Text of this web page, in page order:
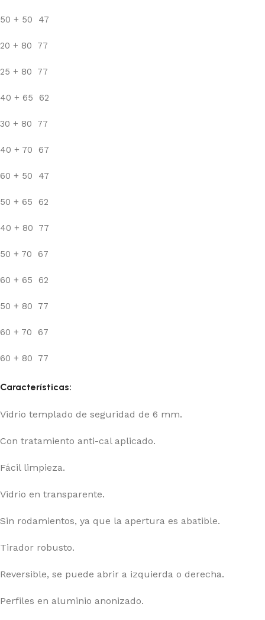
50 + 50 47
20 + 80 77
25 + 80 77
40 + 65 62
30 + 80 77
40 + 70 67
60 + 50 47
50 + 65 62
40 + 80 77
50 + 70 67
60 + 65 62
50 + 80 77
60 + 70 67
60 + 80 77
Características:
Vidrio templado de seguridad de 6 mm.
Con tratamiento anti-cal aplicado.
Fácil limpieza.
Vidrio en transparente.
Sin rodamientos, ya que la apertura es abatible.
Tirador robusto.
Reversible, se puede abrir a izquierda o derecha.
Perfiles en aluminio anonizado.